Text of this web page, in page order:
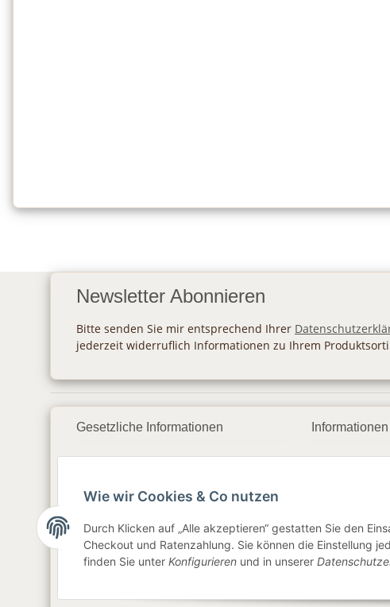
Newsletter Abonnieren
Bitte senden Sie mir entsprechend Ihrer
jederzeit widerruflich Informationen zu Ihrem
Gesetzliche Informationen
AGB
Sitemap
Impressum
Informationen
Newsletter
Wie wir Cookies & Co nutzen
Durch Klicken auf „Alle akzeptieren“ gestatten Sie den
Checkout und Ratenzahlung. Sie können die Einstellung
finden Sie unter Konfigurieren und in unserer